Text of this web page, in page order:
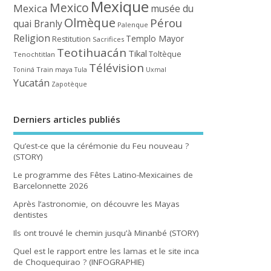
Mexica Mexico Mexique musée du
quai BranlyOlmèque Palenque Pérou
Religion Restitution Sacrifices Templo Mayor
Tenochtitlan Teotihuacán Tikal Toltèque
Toniná Train maya Tula Télévision Uxmal
Yucatán Zapotèque
Derniers articles publiés
Qu’est-ce que la cérémonie du Feu nouveau ?
(STORY)
Le programme des Fêtes Latino-Mexicaines de
Barcelonnette 2026
Après l’astronomie, on découvre les Mayas
dentistes
Ils ont trouvé le chemin jusqu’à Minanbé (STORY)
Quel est le rapport entre les lamas et le site inca
de Choquequirao ? (INFOGRAPHIE)